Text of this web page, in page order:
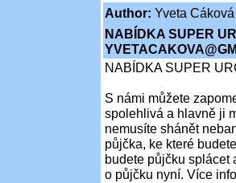
Author: Yveta Cáková
NABÍDKA SUPER
NABÍDKA SUPER
S námi můžete
spolehlivá a hlavně ji
nemusíte shánět
půjčka, ke které
budete půjčku splácet
o půjčku nyní. Více